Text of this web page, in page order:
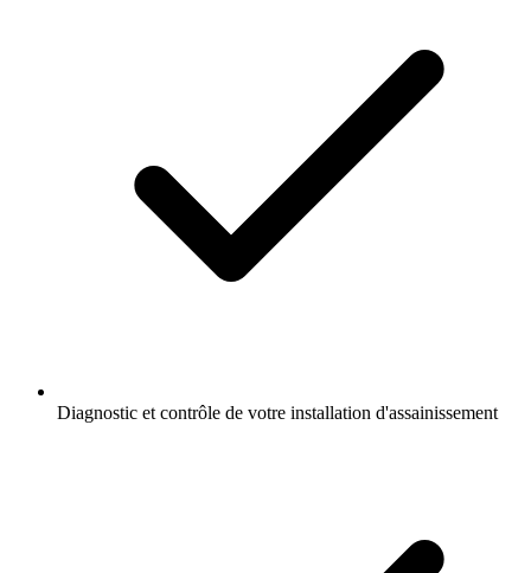
Diagnostic et contrôle de votre installation d'assainissement